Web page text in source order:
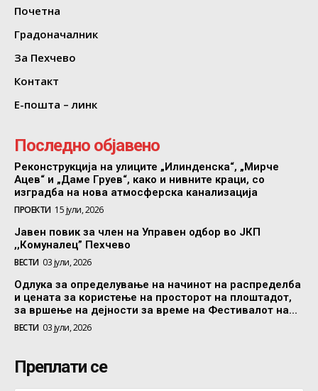
Почетна
Градоначалник
За Пехчево
Контакт
Е-пошта – линк
Последно објавено
Реконструкција на улиците „Илинденска“, „Мирче
Ацев“ и „Даме Груев“, како и нивните краци, со
изградба на нова атмосферска канализација
ПРОЕКТИ 15 јули, 2026
Јавен повик за член на Управен одбор во ЈКП
,,Комуналец” Пехчево
ВЕСТИ 03 јули, 2026
Одлука за определување на начинот на распределба
и цената за користење на просторот на плоштадот,
за вршење на дејности за време на Фестивалот на...
ВЕСТИ 03 јули, 2026
Преплати се